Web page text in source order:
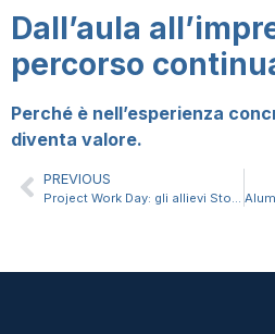
Dall’aula
percorso
Perché è nell’esperienza
diventa valore.
PREVIOUS